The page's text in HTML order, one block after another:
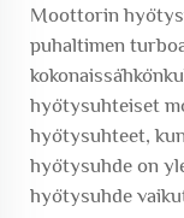
Moottorin
puhaltimen
hyötysuhteiset
hyötysuhteet,
hyötysuhde on
hyötysuhde